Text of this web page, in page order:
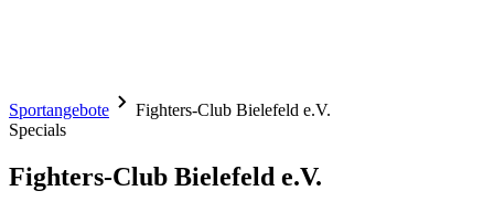
Sportangebote
Fighters-Club Bielefeld e.V.
Specials
Fighters-Club Bielefeld e.V.